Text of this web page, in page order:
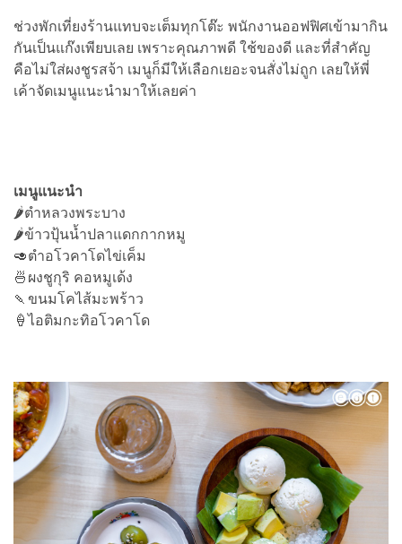
ช่วงพักเที่ยงร้านแทบจะเต็มทุกโต๊ะ พนักงานออฟฟิศเข้ามากิน
กันเป็นแก๊งเพียบเลย เพราะคุณภาพดี ใช้ของดี และที่สำคัญ
คือไม่ใส่ผงชูรสจ้า เมนูก็มีให้เลือกเยอะจนสั่งไม่ถูก เลยให้พี่
เค้าจัดเมนูแนะนำมาให้เลยค่า
เมนูแนะนำ
🌶ตำหลวงพระบาง
🌶ข้าวปุ้นน้ำปลาแดกกากหมู
🥑ตำอโวคาโดไข่เค็ม
🍜ผงชูกุริ คอหมูเด้ง
🍡ขนมโคไส้มะพร้าว
🍦ไอติมกะทิอโวคาโด